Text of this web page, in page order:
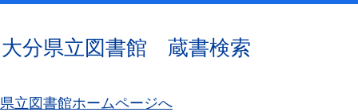
大分県立図書館 蔵書検索
県立図書館ホームページへ